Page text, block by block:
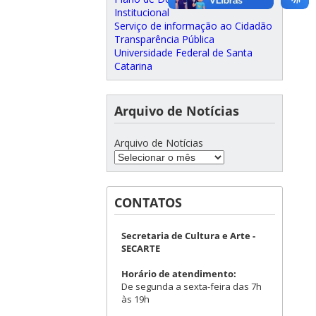
Institucional
Serviço de informação ao Cidadão
Transparência Pública
Universidade Federal de Santa
Catarina
Arquivo de Notícias
Arquivo de Notícias
CONTATOS
Secretaria de Cultura e Arte -
SECARTE
Horário de atendimento:
De segunda a sexta-feira das 7h
às 19h